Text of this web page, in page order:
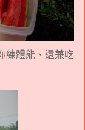
體能、還兼吃